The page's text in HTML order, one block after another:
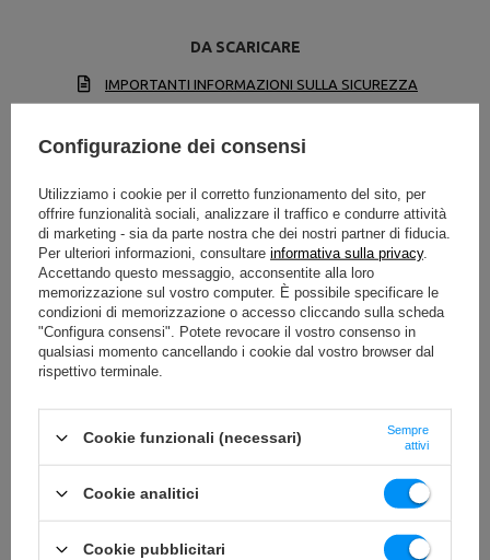
DA SCARICARE
IMPORTANTI INFORMAZIONI SULLA SICUREZZA
Specifiche tecniche
8 kg
Kolor piłki
Materiale PVC
Ente responsabile di questo prodotto nell'UE
Configurazione dei consensi
Utilizziamo i cookie per il corretto funzionamento del sito, per
offrire funzionalità sociali, analizzare il traffico e condurre attività
di marketing - sia da parte nostra che dei nostri partner di fiducia.
Per ulteriori informazioni, consultare informativa sulla privacy.
Accettando questo messaggio, acconsentite alla loro
memorizzazione sul vostro computer. È possibile specificare le
condizioni di memorizzazione o accesso cliccando sulla scheda
"Configura consensi". Potete revocare il vostro consenso in
qualsiasi momento cancellando i cookie dal vostro browser dal
rispettivo terminale.
Cookie funzionali (necessari)
Sempre
attivi
Cookie analitici
Cookie pubblicitari